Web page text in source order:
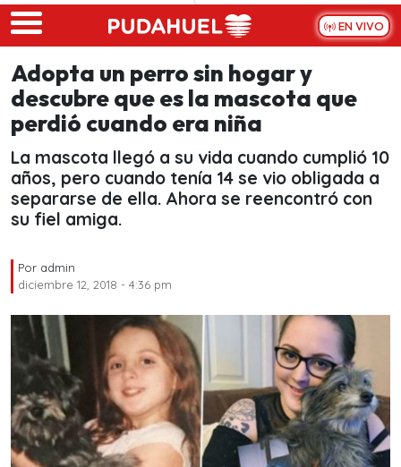
Skip to main content
EN VIVO
Adopta un perro sin hogar y
descubre que es la mascota que
perdió cuando era niña
La mascota llegó a su vida cuando cumplió 10
años, pero cuando tenía 14 se vio obligada a
separarse de ella. Ahora se reencontró con
su fiel amiga.
Por admin
diciembre 12, 2018 - 4:36 pm